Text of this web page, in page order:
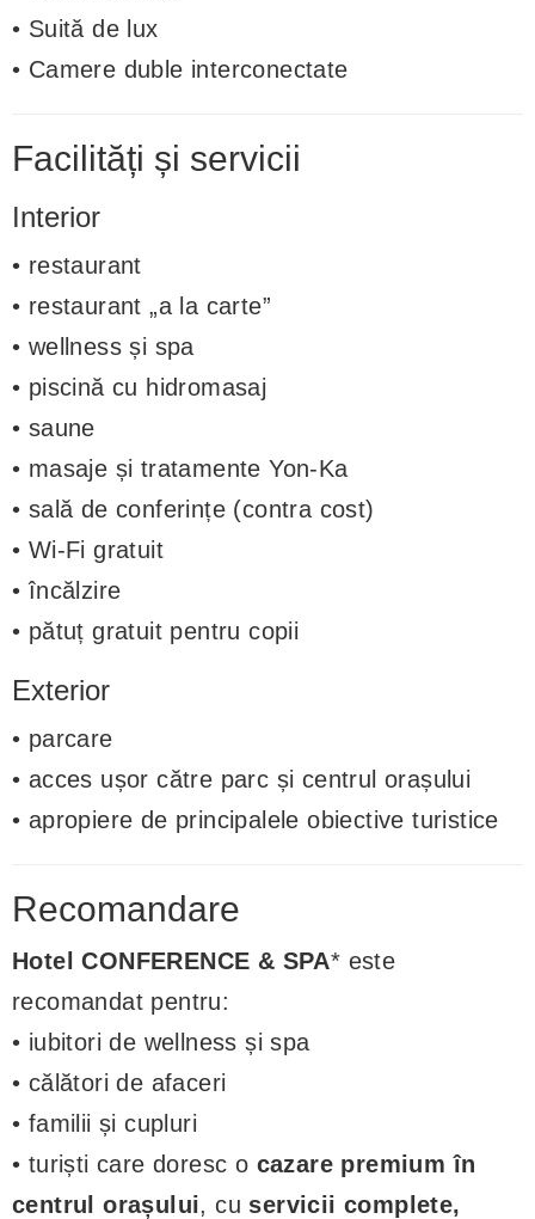
• Suită de lux
• Camere duble interconectate
Facilități și servicii
Interior
• restaurant
• restaurant „a la carte”
• wellness și spa
• piscină cu hidromasaj
• saune
• masaje și tratamente Yon-Ka
• sală de conferințe (contra cost)
• Wi-Fi gratuit
• încălzire
• pătuț gratuit pentru copii
Exterior
• parcare
• acces ușor către parc și centrul orașului
• apropiere de principalele obiective turistice
Recomandare
Hotel CONFERENCE & SPA* este
recomandat pentru:
• iubitori de wellness și spa
• călători de afaceri
• familii și cupluri
• turiști care doresc o cazare premium în
centrul orașului, cu servicii complete,